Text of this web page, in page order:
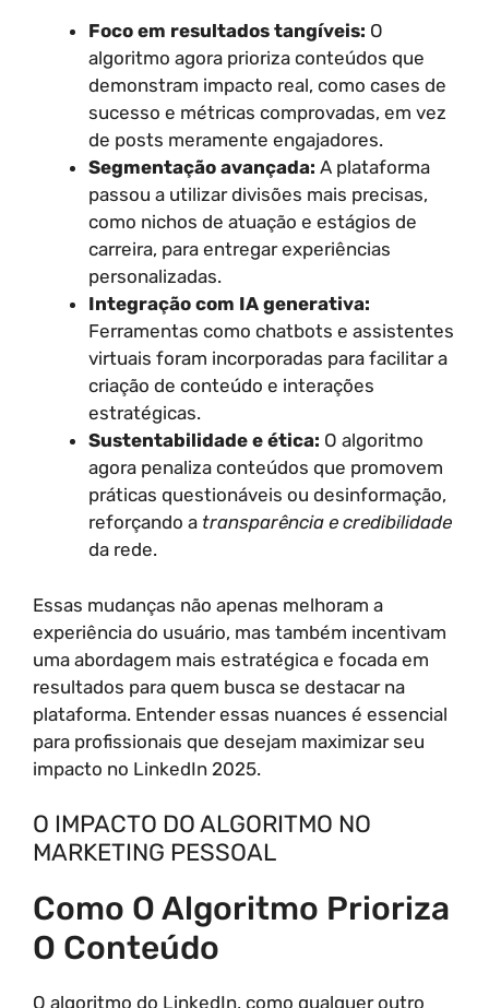
Foco em resultados tangíveis: O
algoritmo agora prioriza conteúdos que
demonstram impacto real, como cases de
sucesso e métricas comprovadas, em vez
de posts meramente engajadores.
Segmentação avançada: A plataforma
passou a utilizar divisões mais precisas,
como nichos de atuação e estágios de
carreira, para entregar experiências
personalizadas.
Integração com IA generativa:
Ferramentas como chatbots e assistentes
virtuais foram incorporadas para facilitar a
criação de conteúdo e interações
estratégicas.
Sustentabilidade e ética: O algoritmo
agora penaliza conteúdos que promovem
práticas questionáveis ou desinformação,
reforçando a transparência e credibilidade
da rede.
Essas mudanças não apenas melhoram a
experiência do usuário, mas também incentivam
uma abordagem mais estratégica e focada em
resultados para quem busca se destacar na
plataforma. Entender essas nuances é essencial
para profissionais que desejam maximizar seu
impacto no LinkedIn 2025.
O IMPACTO DO ALGORITMO NO
MARKETING PESSOAL
Como O Algoritmo Prioriza
O Conteúdo
O algoritmo do LinkedIn, como qualquer outro